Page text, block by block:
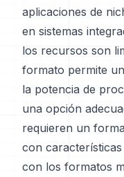
aplicaciones de
en sistemas
los recursos son
formato permite
la potencia de
una opción
requieren un
con
con los formatos